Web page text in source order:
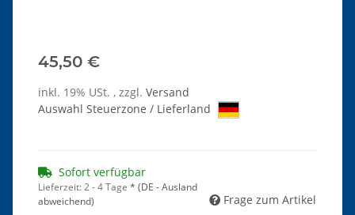
45,50 €
inkl. 19% USt. , zzgl. Versand
Auswahl Steuerzone / Lieferland
Sofort verfügbar
Lieferzeit:2 - 4 Tage * (DE - Ausland
abweichend)
Frage zum Artikel